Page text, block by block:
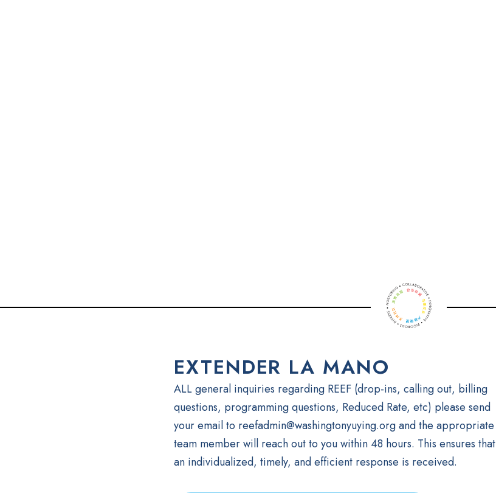
EXTENDER LA MANO
ALL general inquiries regarding REEF (drop-ins, calling out, billing
questions, programming questions, Reduced Rate, etc) please send
your email to reefadmin@washingtonyuying.org and the appropriate
team member will reach out to you within 48 hours. This ensures that
an individualized, timely, and efficient response is received.